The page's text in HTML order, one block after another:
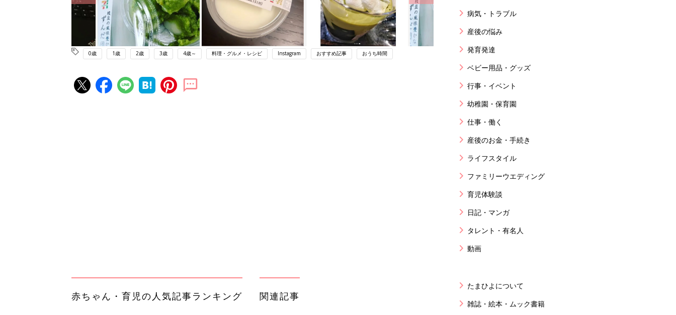
0歳 1歳 2歳 3歳 4歳～ 料理・グルメ・レシピ Instagram おすすめ記事 おうち時間
病気・トラブル
産後の悩み
発育発達
ベビー用品・グッズ
行事・イベント
幼稚園・保育園
仕事・働く
産後のお金・手続き
ライフスタイル
ファミリーウエディング
育児体験談
日記・マンガ
タレント・有名人
動画
たまひよについて
雑誌・絵本・ムック書籍